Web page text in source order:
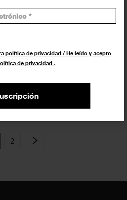
política de privacidad / He leído y acepto
de privacidad .
edición del
Weekend Madrid
2024
2